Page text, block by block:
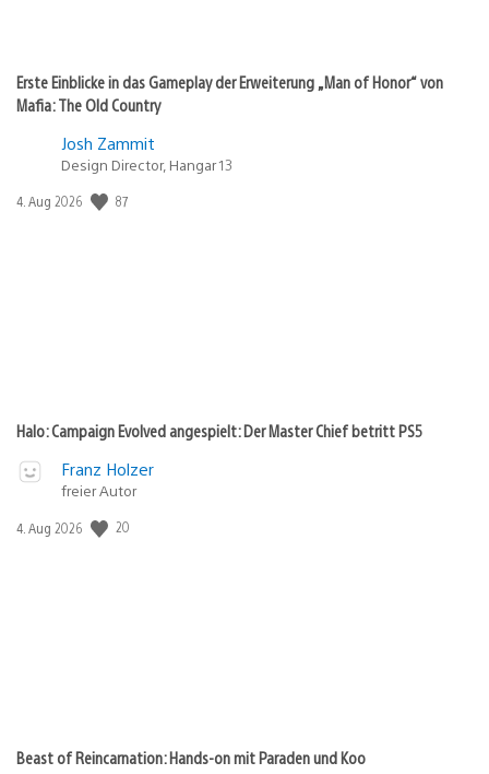
Erste Einblicke in das Gameplay der Erweiterung „Man of Honor“ von
Mafia: The Old Country
Josh Zammit
Design Director, Hangar 13
Veröffentlichungsdatum:
4. Aug 2026 87
Halo: Campaign Evolved angespielt: Der Master Chief betritt PS5
Franz Holzer
freier Autor
Veröffentlichungsdatum:
4. Aug 2026 20
Beast of Reincarnation: Hands-on mit Paraden und Koo